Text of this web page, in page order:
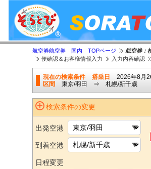
航空券航空券 国内 TOPページ
航空券：
便確認＆お客様情報入力
入力内容確認
現在の検索条件 搭乗日
2026年8月
区間
東京/羽田 ⇒ 札幌/新千歳
検索条件の変更
出発空港
到着空港
日程変更